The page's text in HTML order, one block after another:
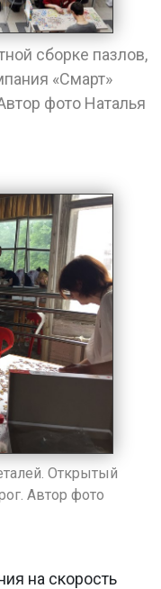
сборке пазлов,
«Смарт»
фото Наталья
Открытый
Автор фото
на скорость